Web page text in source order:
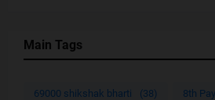
Main Tags
69000 shikshak bharti (38) 8th